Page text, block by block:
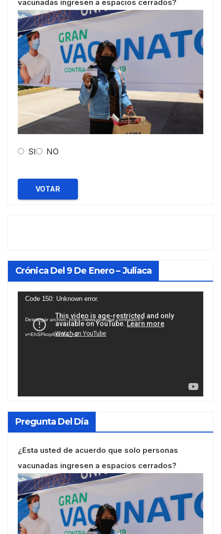
vacunadas ingresen a espacios cerrados?
SI NO
VOTAR
Crónica Del 9 De Enero – Juliaca
Reproductor
vídeo
Code 150: Unknown error.
Descargar archivo: https://www.youtube.com/watch?
v=EhSPkop8KPY&_=2
Pregunta Del Día
¿Esta usted de acuerdo que solo personas
vacunadas ingresen a espacios cerrados?